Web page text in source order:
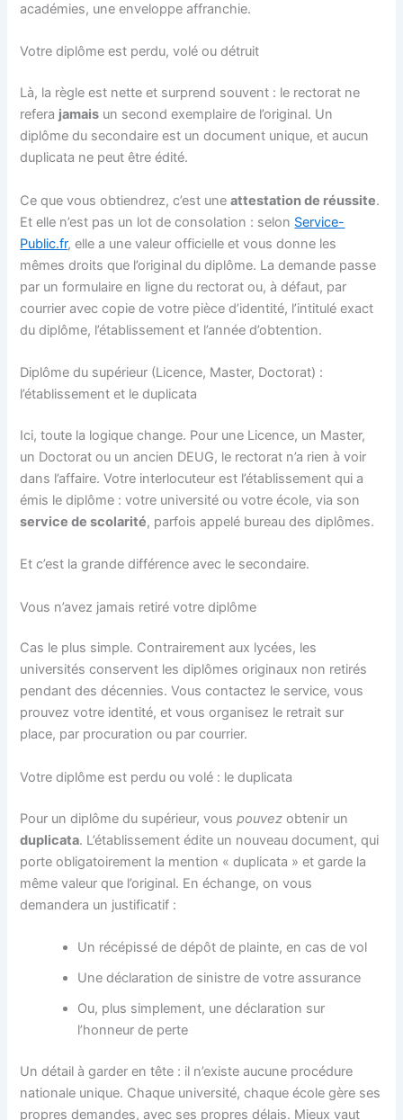
académies, une enveloppe affranchie.
Votre diplôme est perdu, volé ou détruit
Là, la règle est nette et surprend souvent : le rectorat ne
refera jamais un second exemplaire de l’original. Un
diplôme du secondaire est un document unique, et aucun
duplicata ne peut être édité.
Ce que vous obtiendrez, c’est uneattestation de réussite.
Et elle n’est pas un lot de consolation : selon Service-
Public.fr, elle a une valeur officielle et vous donne les
mêmes droits que l’original du diplôme. La demande passe
par un formulaire en ligne du rectorat ou, à défaut, par
courrier avec copie de votre pièce d’identité, l’intitulé exact
du diplôme, l’établissement et l’année d’obtention.
Diplôme du supérieur (Licence, Master, Doctorat) :
l’établissement et le duplicata
Ici, toute la logique change. Pour une Licence, un Master,
un Doctorat ou un ancien DEUG, le rectorat n’a rien à voir
dans l’affaire. Votre interlocuteur est l’établissement qui a
émis le diplôme : votre université ou votre école, via son
service de scolarité, parfois appelé bureau des diplômes.
Et c’est la grande différence avec le secondaire.
Vous n’avez jamais retiré votre diplôme
Cas le plus simple. Contrairement aux lycées, les
universités conservent les diplômes originaux non retirés
pendant des décennies. Vous contactez le service, vous
prouvez votre identité, et vous organisez le retrait sur
place, par procuration ou par courrier.
Votre diplôme est perdu ou volé : le duplicata
Pour un diplôme du supérieur, vouspouvez obtenir un
duplicata. L’établissement édite un nouveau document, qui
porte obligatoirement la mention « duplicata » et garde la
même valeur que l’original. En échange, on vous
demandera un justificatif :
Un récépissé de dépôt de plainte, en cas de vol
Une déclaration de sinistre de votre assurance
Ou, plus simplement, une déclaration sur
l’honneur de perte
Un détail à garder en tête : il n’existe aucune procédure
nationale unique. Chaque université, chaque école gère ses
propres demandes, avec ses propres délais. Mieux vaut